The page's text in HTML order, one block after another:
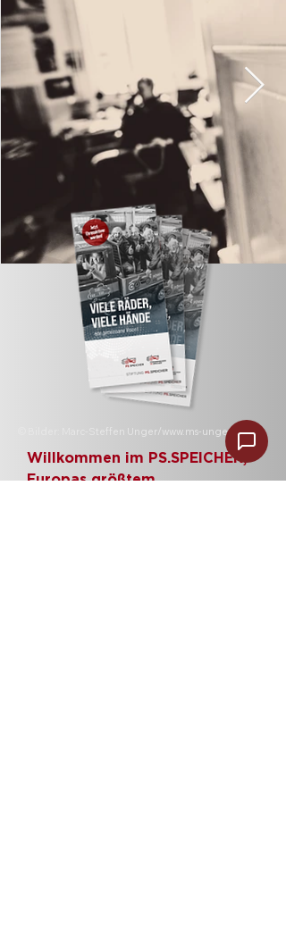
© Bilder: Marc-Steffen Unger/www.ms-unger.de
Willkommen im PS.SPEICHER,
Europas größtem